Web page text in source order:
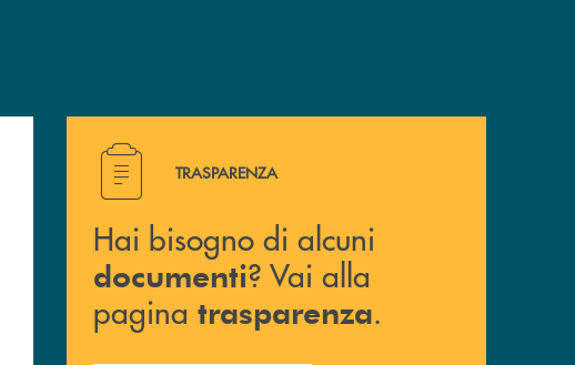
Hai bisogno di alcuni documenti ? Vai alla pagina
TRASPARENZA
Hai bisogno di alcuni
documenti? Vai alla
pagina trasparenza.